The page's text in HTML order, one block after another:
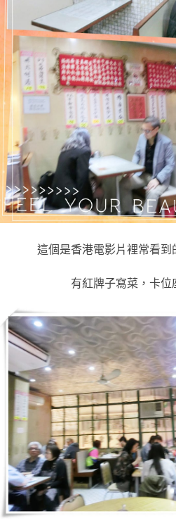
這個是香港電影片裡常看到
有紅牌子寫菜，卡位